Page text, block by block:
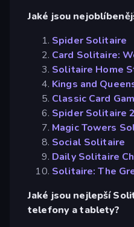
Jaké jsou
Spider Solitaire
Card Solitaire:
Solitaire Home
Kings and
Classic Card
Spider Solitaire
Magic Towers
Social Solitaire
Daily Solitaire
Solitaire: The
Jaké jsou nejlepší
telefony a tablety?